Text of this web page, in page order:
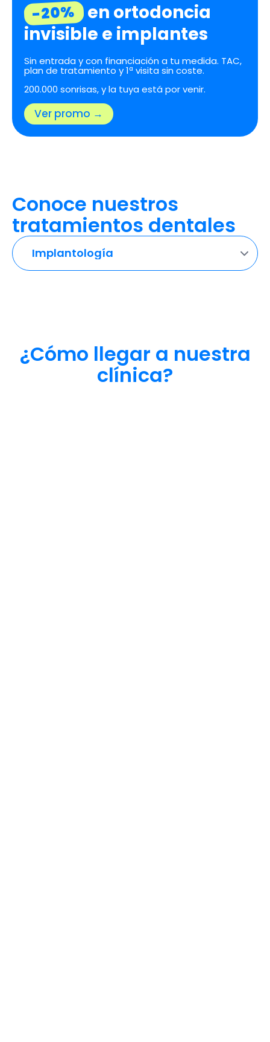
-20%
en ortodoncia
invisible e implantes
Sin entrada y con financiación a tu medida. TAC,
plan de tratamiento y 1ª visita sin coste.
200.000 sonrisas, y la tuya está por venir.
Ver promo →
Conoce nuestros
tratamientos dentales
¿Cómo llegar a nuestra
clínica?